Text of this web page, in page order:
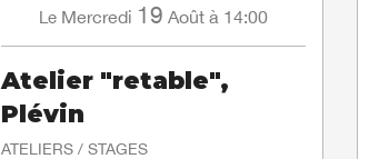
Le Mercredi 19 Août à 14:00
Atelier "retable",
Plévin
ATELIERS / STAGES